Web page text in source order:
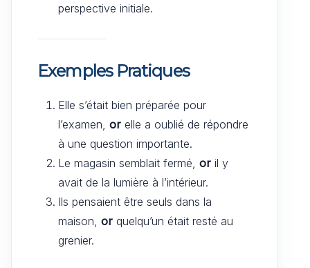
perspective initiale.
Exemples Pratiques
Elle s’était bien préparée pour
l’examen, or elle a oublié de répondre
à une question importante.
Le magasin semblait fermé, or il y
avait de la lumière à l’intérieur.
Ils pensaient être seuls dans la
maison, or quelqu’un était resté au
grenier.